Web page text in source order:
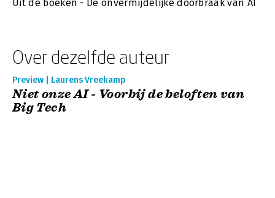
Uit de boeken - De onvermijdelijke doorbraak van AI
Over dezelfde auteur
Preview | Laurens Vreekamp
Niet onze AI - Voorbij de beloften van
Big Tech